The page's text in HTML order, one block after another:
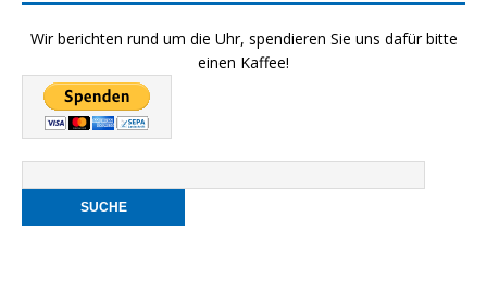
Wir berichten rund um die Uhr, spendieren Sie uns dafür bitte
einen Kaffee!